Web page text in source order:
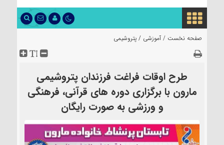
صفحه نخست / آموزشی / پتروشیمی
طرح اوقات فراغت فرزندان پتروشیمی
مارون با برگزاری دوره های قرآنی، فرهنگی
و ورزشی به صورت رایگان